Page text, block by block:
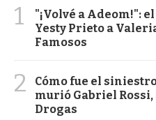
1
"¡Volvé a Adeom!":
Yesty Prieto a
Famosos
2
Cómo fue el
murió Gabriel
Drogas